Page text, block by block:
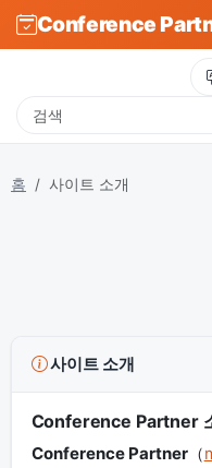
Conference
홈 사이트 소개
사이트 소개
Conference Partner
Conference Partner（